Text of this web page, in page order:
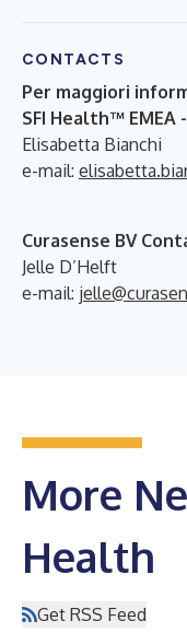
CONTACTS
Per maggiori
SFI Health™
Elisabetta Bianchi
e-mail:
Curasense BV
Jelle D’Helft
e-mail:
More
Health
Get RSS Feed